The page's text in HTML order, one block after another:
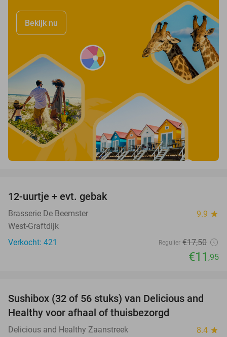
Bekijk nu
12-uurtje + evt. gebak
Brasserie De Beemster 9.9 star
West-Graftdijk
Verkocht: 421
Regulier €17,50
€11 ,95
58%
Sushibox (32 of 56 stuks) van Delicious and
Healthy voor afhaal of thuisbezorgd
Delicious and Healthy Zaanstreek 8.4 star